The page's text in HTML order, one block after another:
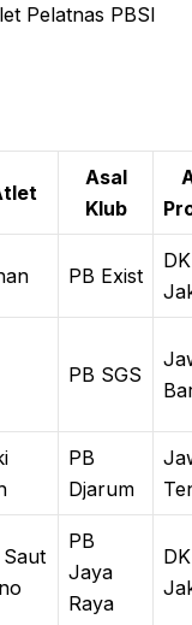
Pelatnas PBSI
Asal
Klub
PB Exist
PB SGS
PB
Djarum
PB
Jaya
Raya